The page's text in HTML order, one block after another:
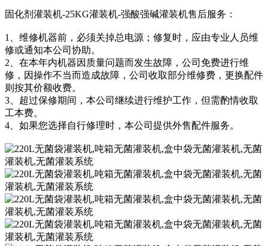
固化剂灌装机-25KG灌装机-强酸强碱灌装机售后服务：
1、维修机器前，必须关掉总电源；修复时，应由专业人员维
修或通知本公司协助。
2、在本年内机器因质量问题而发生故障，公司免费进行维
修，因操作不当而造成故障，公司收取部分维修费，更换配件
则按其价额收费。
3、超过保修期间，本公司继续进行维护工作，但需酌情收取
工本费。
4、如果您选择自行修理时，本公司提供外售配件服务。